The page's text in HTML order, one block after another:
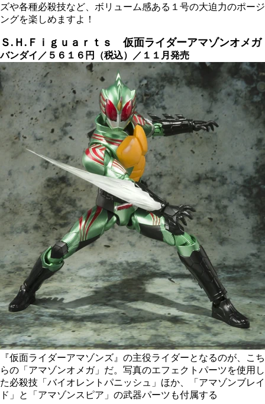
ズや各種必殺技など、ボリューム感ある１号の大迫力のポージ
ングを楽しめますよ！
Ｓ.Ｈ.Ｆｉｇｕａｒｔｓ 仮面ライダーアマゾンオメガ
バンダイ／５６１６円（税込）／１１月発売
『仮面ライダーアマゾンズ』の主役ライダーとなるのが、こち
らの「アマゾンオメガ」だ。写真のエフェクトパーツを使用し
た必殺技「バイオレントパニッシュ」ほか、「アマゾンブレイ
ド」と「アマゾンスピア」の武器パーツも付属する